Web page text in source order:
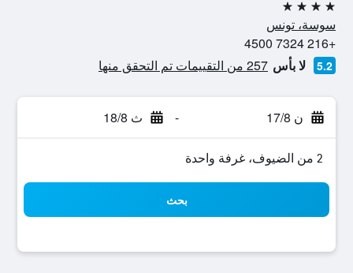
4 نجوم
سوسة، تونس
+216 7324 4500
5.2 لا بأس 257 من التقييمات تم التحقق منها
ن 17/8 - ث 18/8
2 من الضيوف، غرفة واحدة
بحث